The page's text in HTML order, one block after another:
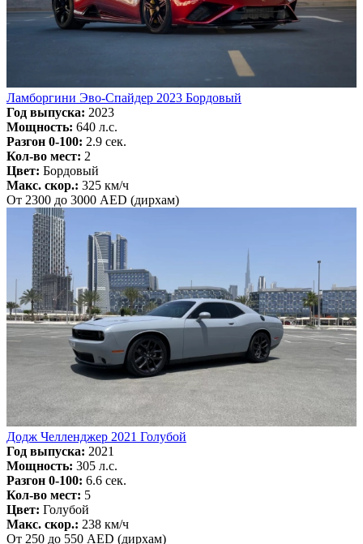
Ламборгини Эво-Спайдер 2023 Бордовый
Год выпуска: 2023
Мощность: 640 л.с.
Разгон 0-100: 2.9 сек.
Кол-во мест: 2
Цвет: Бордовый
Макс. скор.: 325 км/ч
От 2300 до 3000 AED (дирхам)
Додж Челленджер 2021 Голубой
Год выпуска: 2021
Мощность: 305 л.с.
Разгон 0-100: 6.6 сек.
Кол-во мест: 5
Цвет: Голубой
Макс. скор.: 238 км/ч
От 250 до 550 AED (дирхам)